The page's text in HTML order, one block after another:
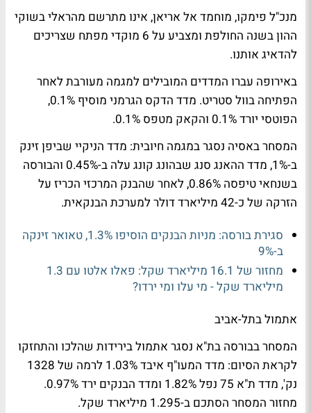
מנכ"ל פימקו, מוחמד אל אריאן, אינו מתרשם מהראלי בשוקי
ההון בשנה החולפת ומצביע על
6 מוקדי מפתח שצריכים
להדאיג אותנו.
באירופה עברו המדדים המובילים למגמה מעורבת לאחר
הפתיחה בוול סטריט. מדד הדקס הגרמני מוסיף 0.1%,
הפוטסי יורד 0.1% והקאק מטפס 0.1%.
המסחר באסיה נסגר במגמה חיובית: מדד הניקיי שביפן זינק
ב-1%, מדד ההאנג סנג שבהונג קונג עלה ב-0.45% והבורסה
בשנחאי טיפסה 0.86%, לאחר שהבנק המרכזי הכריז על
הזרקה של כ-42 מיליארד דולר למערכת הבנקאית.
סגירת בורסה: מניות הבנקים הוסיפו 1.3%, טאואר זינקה
ב-9%
מחזור של 16.1 מיליארד שקל: פאלו אלטו עם 1.3
מיליארד שקל - מי עלו ומי ירדו?
אתמול בתל-אביב
המסחר בבורסה בת"א נסגר אתמול בירידות שהלכו והתחזקו
לקראת הסיום: מדד המעו"ף איבד 1.03% לרמה של 1328
נק', מדד ת"א 75 נפל 1.82% ומדד הבנקים ירד 0.97%.
מחזור המסחר הסתכם ב-1.295 מיליארד שקל.